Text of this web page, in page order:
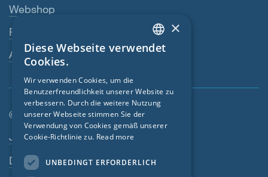
Webshop
Fachhändler
Ansprechperson
© SIGA 2026
Footer-Navigation
Jobs
Datenschutz
ENGLISH
FRENCH
CZECH
×
Diese Webseite verwendet
Cookies.
Wir verwenden Cookies, um die
Benutzerfreundlichkeit unserer Website zu
verbessern. Durch die weitere Nutzung
unserer Webseite stimmen Sie der
Verwendung von Cookies gemäß unserer
Cookie-Richtlinie zu. Read more
UNBEDINGT ERFORDERLICH